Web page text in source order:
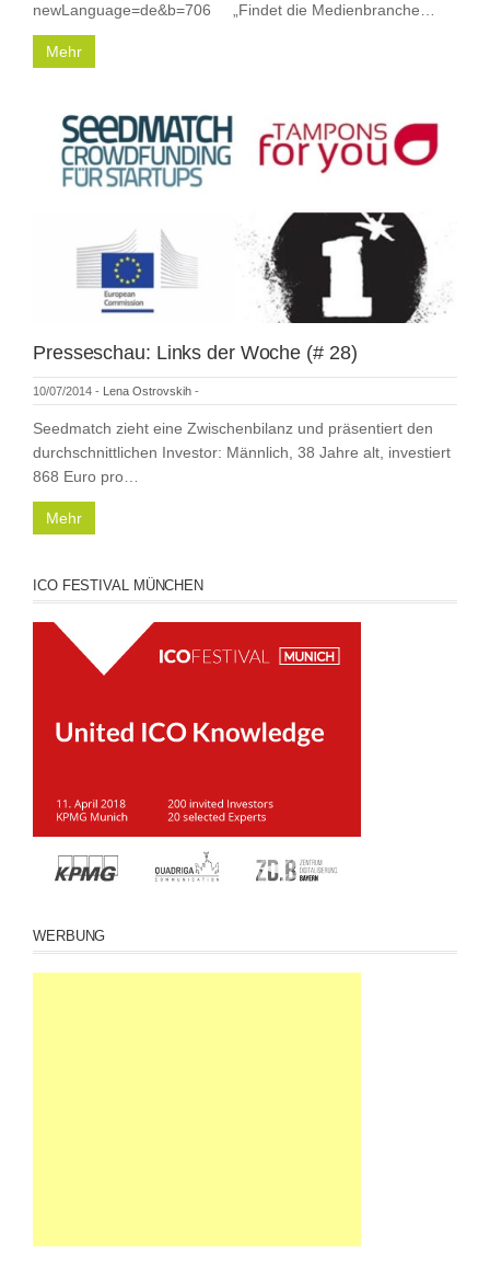
newLanguage=de&b=706 „Findet die Medienbranche…
Mehr
Presseschau: Links der Woche (# 28)
10/07/2014 - Lena Ostrovskih -
Seedmatch zieht eine Zwischenbilanz und präsentiert den
durchschnittlichen Investor: Männlich, 38 Jahre alt, investiert
868 Euro pro…
Mehr
ICO FESTIVAL MÜNCHEN
WERBUNG